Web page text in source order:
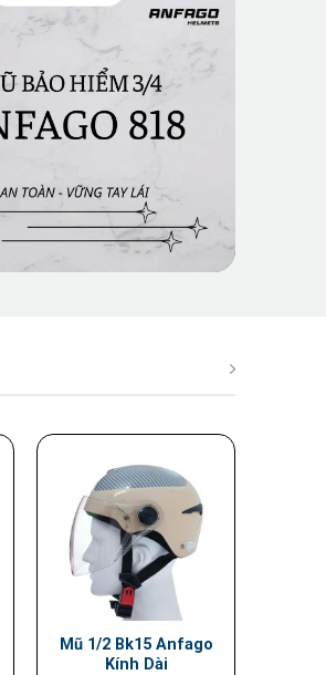
Mũ 1/2 Bk15 Anfago
Kính Dài